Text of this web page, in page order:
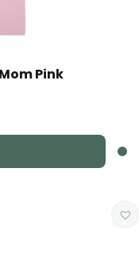
Pink